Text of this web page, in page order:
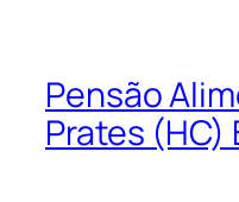
Pensão
Prates (HC)